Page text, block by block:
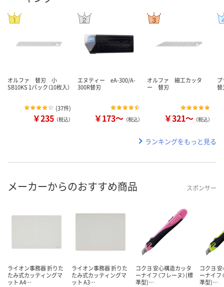
オルファ 替刃 小
SB10KS 1パック（10枚入）
(37件)
￥235 （税込）
エヌティー eA-300/A-
300R替刃
￥173～ （税込）
オルファ 細工カッタ
ー 替刃
￥321～ （税込）
替
ランキングをもっと見る
メーカーからのおすすめ商品 スポンサー
ライオン事務器 折りた
たみ式カッティングマ
ット A4…
ライオン事務器 折りた
たみ式カッティングマ
ット A3…
コクヨ 安心構造カッタ
ーナイフ〈フレーヌ〉(標
準型)…
コクヨ
ーナイフ
準型)…